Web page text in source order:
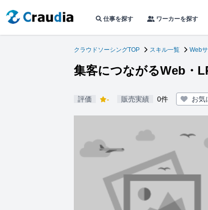
仕事を探す ワーカーを探す
クラウドソーシングTOP スキル一覧 Web
集客につながるWeb・
評価 - 販売実績 0件 お気